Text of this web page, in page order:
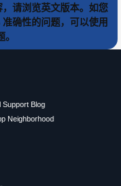
请浏览英文版本。如您
确性的问题，可以使用
Support Blog
Neighborhood